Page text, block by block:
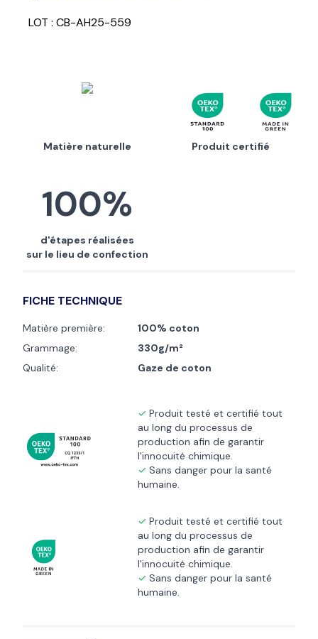
LOT : CB-AH25-559
Matière naturelle Produit certifié
100%
d'étapes réalisées
sur le lieu de confection
FICHE TECHNIQUE
Matière première:
100% coton
Grammage:
330g/m²
Qualité:
Gaze de coton
Produit testé et certifié tout
au long du processus de
production afin de garantir
l'innocuité chimique.
Sans danger pour la santé
humaine.
Produit testé et certifié tout
au long du processus de
production afin de garantir
l'innocuité chimique.
Sans danger pour la santé
humaine.